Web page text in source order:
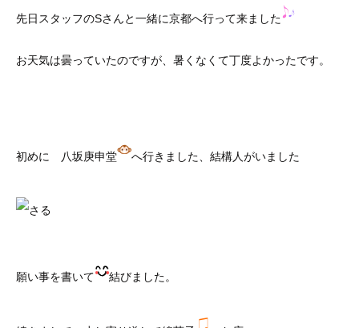
先日スタッフのSさんと一緒に京都へ行って来ました
お天気は曇っていたのですが、暑くなくて丁度よかったです。
初めに 八坂庚申堂 へ行きました、結構人がいました
願い事を書いて 結びました。